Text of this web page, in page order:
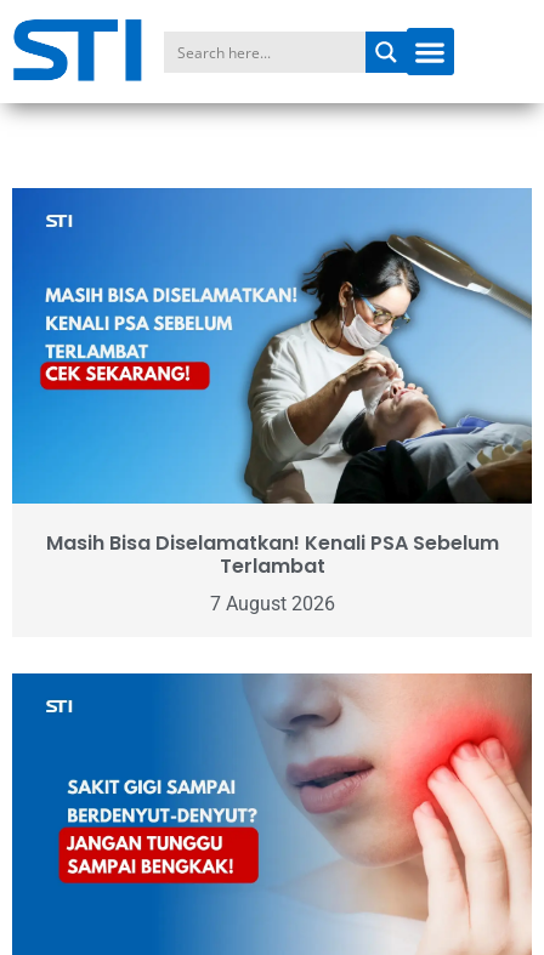
Masih Bisa Diselamatkan! Kenali PSA Sebelum
Terlambat
7 August 2026